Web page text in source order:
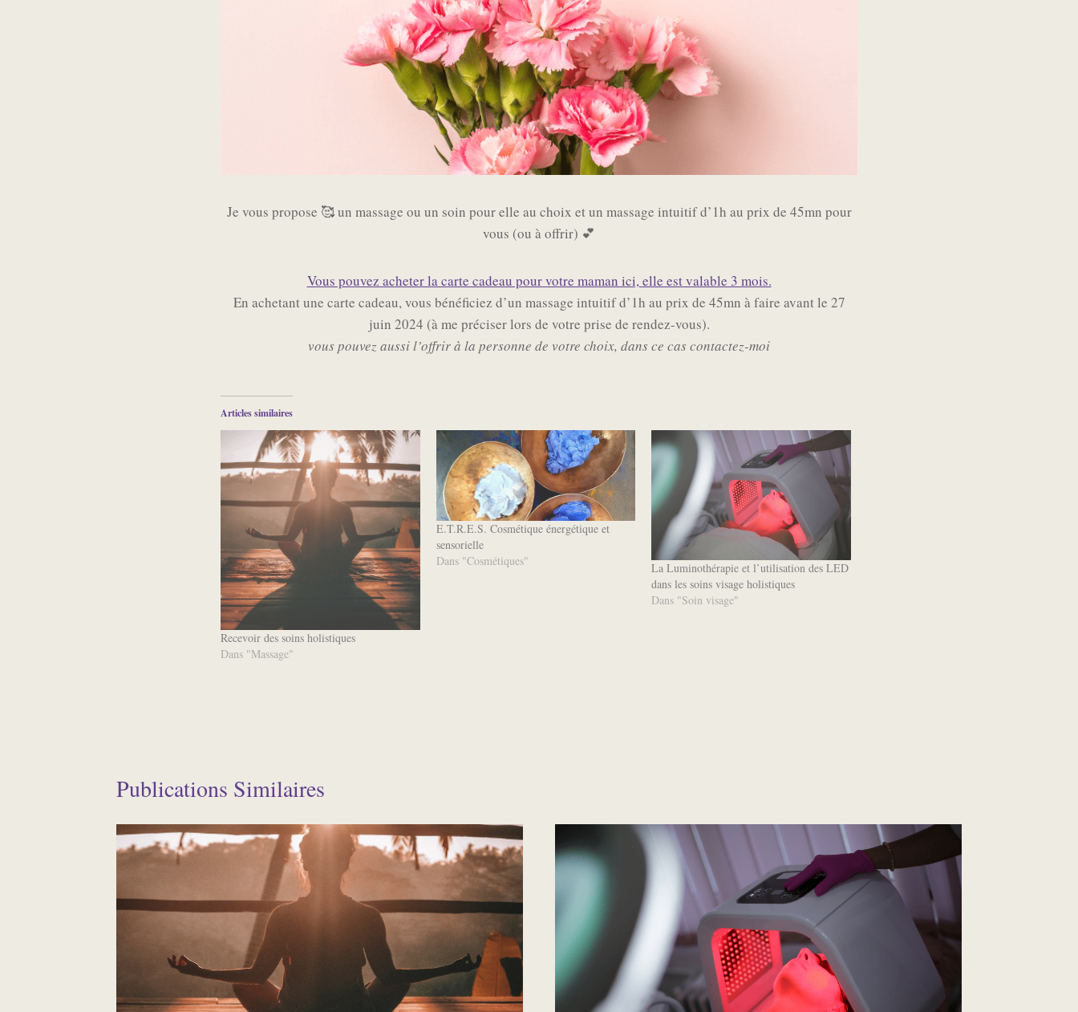
Je vous propose 🥰 un massage ou un soin pour elle au choix et un massage intuitif d’1h au prix de 45mn pour
vous (ou à offrir) 💕
Vous pouvez acheter la carte cadeau pour votre maman ici, elle est valable 3 mois.
En achetant une carte cadeau, vous bénéficiez d’un massage intuitif d’1h au prix de 45mn à faire avant le 27
juin 2024 (à me préciser lors de votre prise de rendez-vous).
vous pouvez aussi l’offrir à la personne de votre choix, dans ce cas contactez-moi
Articles similaires
Recevoir des soins holistiques
Dans "Massage"
E.T.R.E.S. Cosmétique énergétique et
sensorielle
Dans "Cosmétiques"
La Luminothérapie et l’utilisation des LED
dans les soins visage holistiques
Dans "Soin visage"
Publications Similaires